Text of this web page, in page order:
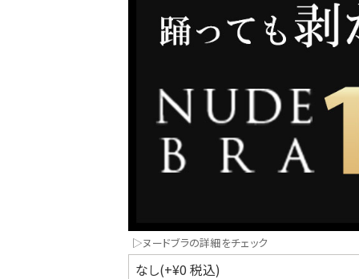
同一商品まとめ買いキャンペーン
▷ヌードブラの詳細をチェック